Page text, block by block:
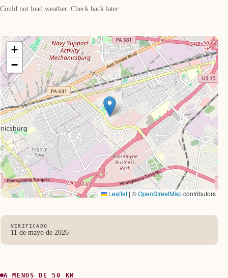
Could not load weather. Check back later.
+
−
Leaflet | ©OpenStreetMapcontributors
VERIFICADO
11 de mayo de 2026
A MENOS DE 50 KM